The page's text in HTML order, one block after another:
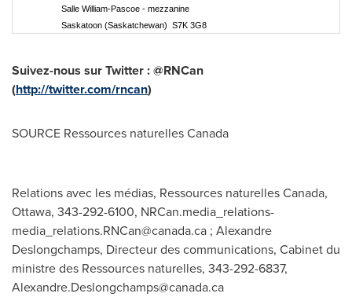
Salle William-Pascoe - mezzanine
Saskatoon (Saskatchewan) S7K 3G8
Suivez-nous sur Twitter : @RNCan
(http://twitter.com/rncan)
SOURCE Ressources naturellesCanada
Relations avec les médias, Ressources naturelles Canada,
Ottawa, 343-292-6100, NRCan.media_relations-
media_relations.RNCan@canada.ca ; Alexandre
Deslongchamps, Directeur des communications, Cabinet du
ministre des Ressources naturelles, 343-292-6837,
Alexandre.Deslongchamps@canada.ca